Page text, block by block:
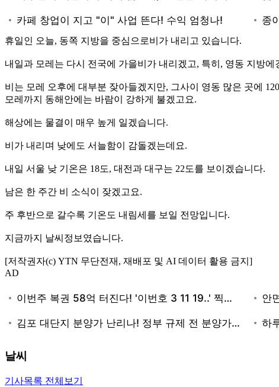
휴일인 오늘, 동쪽 지방을 중심으로비가 내리고 있습니다.
내일과 모레는 다시 전국에 가을비가 내리겠고, 특히, 영동 지방
비는 모레 오후에 대부분 잦아들겠지만, 그사이 영동 많은 곳에
모레까지 동해안에는 바람이 강하게 불겠고요.
해상에는 물결이 매우 높게 일겠습니다.
비가 내리며 낮에도 서늘함이 감돌겠는데요.
내일 서울 낮 기온은 18도, 대전과 대구는 22도를 보이겠습니다.
남은 한 주간 비 소식이 잦겠고요.
주 후반으로 갈수록 기온도 내림세를 보일 전망입니다.
지금까지 날씨정보였습니다.
[저작권자(c) YTN 무단전재, 재배포 및 AI 데이터 활용 금지]
AD
날씨
기사목록 전체보기